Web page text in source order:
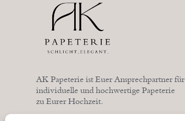
AK Papeterie ist Euer Ansprechpartner für
individuelle und hochwertige Papeterie
zu Eurer Hochzeit.